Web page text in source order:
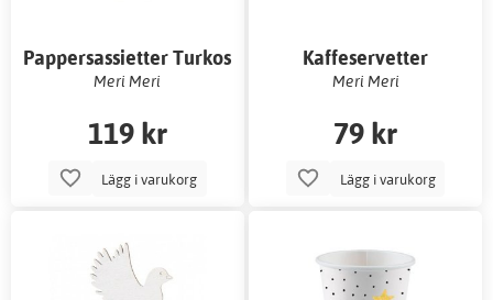
Pappersassietter Turkos
med Guldkant 8-pack
Meri Meri
119 kr
Lägg i varukorg
Kaffeservetter
Djurmönster 16-pack
Meri Meri
79 kr
Lägg i varukorg